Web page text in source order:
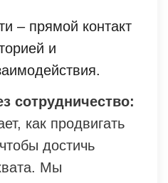
– прямой контакт
и
сотрудничество:
как продвигать
достичь
Мы